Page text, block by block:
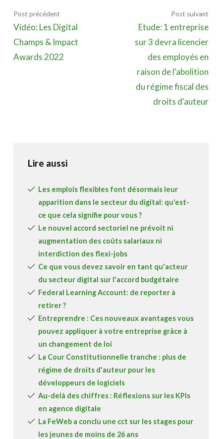
Post précédent
Vidéo: Les Digital
Champs & Impact
Awards 2022
Post suivant
Etude: 1 entreprise
sur 3 devra licencier
des employés en
raison de l'abolition
du régime fiscal des
droits d'auteur
Lire aussi
Les emplois flexibles font désormais leur
apparition dans le secteur du digital: qu'est-
ce que cela signifie pour vous ?
Le nouvel accord sectoriel ne prévoit ni
augmentation des coûts salariaux ni
interdiction des flexi-jobs
Ce que vous devez savoir en tant qu'acteur
du secteur digital sur l'accord budgétaire
Federal Learning Account: de reporter à
retirer ?
Entreprendre : Ces nouveaux avantages vous
pouvez appliquer à votre entreprise grâce à
un changement de loi
La Cour Constitutionnelle tranche : plus de
régime de droits d'auteur pour les
développeurs de logiciels
Au-delà des chiffres : Réflexions sur les KPIs
en agence digitale
La FeWeb a conclu une cct sur les stages pour
les jeunes de moins de 26 ans